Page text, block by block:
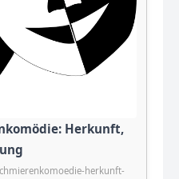
Herkunft,
herkunft-